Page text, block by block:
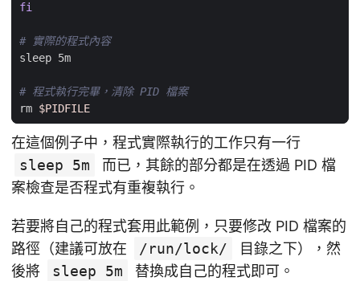
fi
# 實際的程式內容
# 程式執行完畢，清除 PID 檔案
rm $PIDFILE
在這個例子中，程式實際執行的工作只有一行
sleep 5m
而已，其餘的部分都是在透過 PID 檔
案檢查是否程式有重複執行。
若要將自己的程式套用此範例，只要修改 PID 檔案的
路徑（建議可放在
/run/lock/
目錄之下），然
後將
sleep 5m 替換成自己的程式即可。